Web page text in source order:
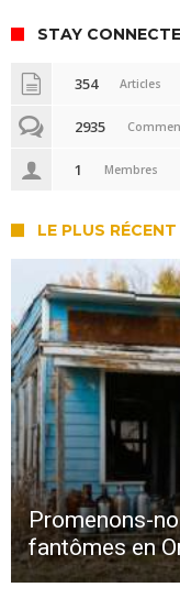
STAY
354 Articles
2935
1 Membres
LE PLUS RÉCENT
Promenons-
fantômes en